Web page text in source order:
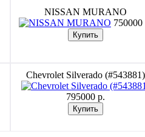
NISSAN MURANO
750000
Chevrolet Silverado (#543881)
795000 p.